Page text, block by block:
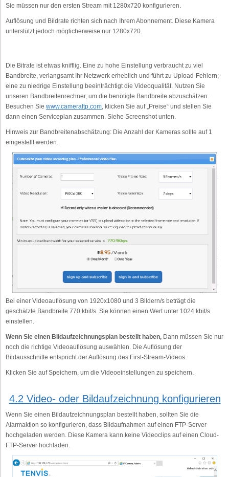
Sie müssen nur den ersten Stream mit 1280x720 konfigurieren.
Auflösung und Bildrate richten sich nach Ihrem Abonnement. Diese Kamera
unterstützt jedoch möglicherweise nur 1280x720.
Die Bitrate ist etwas knifflig. Eine zu hohe Einstellung verbraucht zu viel
Bandbreite, verlangsamt Ihr Netzwerk erheblich und führt zu Upload-Fehlern;
eine zu niedrige Einstellung beeinträchtigt die Videoqualität. Nutzen Sie
unseren Bandbreitenrechner, um die benötigte Bandbreite abzuschätzen.
Besuchen Sie www.cameraftp.com, klicken Sie auf „Preise“ und stellen Sie
dann einen Serviceplan zusammen. Siehe Screenshot unten.
Hinweis zur Bandbreitenabschätzung: Die Anzahl der Kameras sollte auf 1
eingestellt werden.
Bei einer Videoauflösung von 1920x1080 und 3 Bildern/s beträgt die
geschätzte Bandbreite 770 kbit/s. Sie können einen Wert unter 1024 kbit/s
einstellen.
Wenn Sie einen Bildaufzeichnungsplan bestellt haben, Dann müssen Sie nur
noch die richtige Videoauflösung auswählen. Die Auflösung der
Bildausschnitte entspricht der Auflösung des First-Stream-Videos.
Klicken Sie auf Speichern, um die Videoeinstellungen zu speichern.
4.2 Video- oder Bildaufzeichnung konfigurieren
Wenn Sie einen Bildaufzeichnungsplan bestellt haben, sollten Sie die
Alarmaktion so konfigurieren, dass Bildaufnahmen auf einen FTP-Server
hochgeladen werden. Diese Kamera kann keine Videoclips auf einen Cloud-
FTP-Server hochladen.